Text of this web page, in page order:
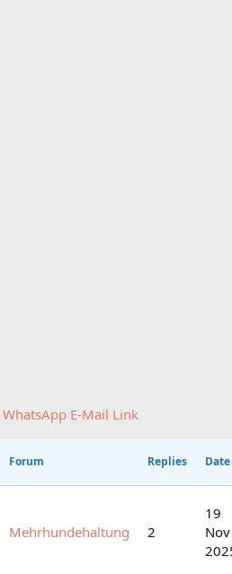
WhatsApp E-Mail Link
Forum Replies Date
Mehrhundehaltung 2
19
Nov